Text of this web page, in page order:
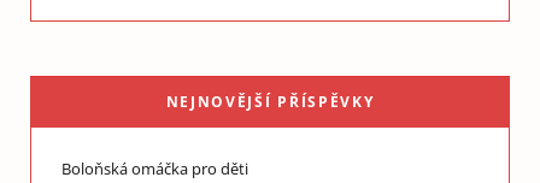
NEJNOVĚJŠÍ PŘÍSPĚVKY
Boloňská omáčka pro děti